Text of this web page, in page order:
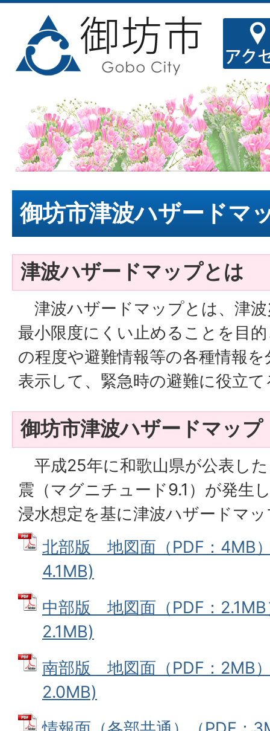
御坊市津波ハザードマ
津波ハザードマップとは
津波ハザードマップとは、津
最小限度にくい止めることを目
の程度や避難情報等の各種情報
表示して、緊急時の避難に役立
御坊市津波ハザードマップ
平成25年に和歌山県が公表し
震（マグニチュード9.1）が発生
浸水想定を基に津波ハザードマ
北部版 地図面（PDF：4MB
4.1MB)
中部版 地図面（PDF：
2.1MB)
南部版 地図面（PDF：2MB
2.0MB)